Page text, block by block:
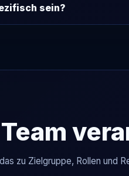
sein?
zu Zielgruppe, Rollen und